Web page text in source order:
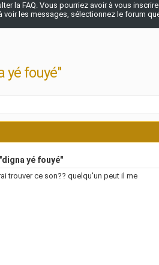
la FAQ. Vous pourriez avoir à vous
voir les messages, sélectionnez le forum
yé fouyé"
yé fouyé"
trouver ce son?? quelqu'un peut il me